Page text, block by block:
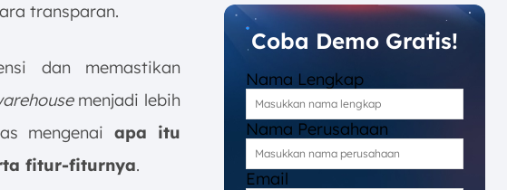
transparan.
dan memastikan
menjadi lebih
mengenai apa itu
fitur-fiturnya.
Coba Demo Gratis!
Nama Lengkap
Nama Perusahaan
Email